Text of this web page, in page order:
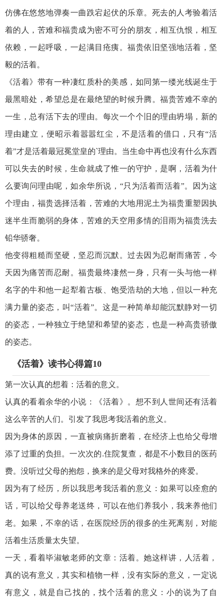
仿佛在悠悠地弹奏一曲跌宕起伏的乐章。死去的人考验着活
着的人，苦难和福贵成为密不可分的朋友，相互仇恨，相互
依赖，一起呼吸，一起满目疮痍。福贵依旧坚强地活着，坚
毅的活着。
《活着》带有一种凄红质朴的美感，如同第一缕光线诞生于
最黑暗处，希望总是在最绝望的时候升腾。福贵苦难不幸的
一生，总有活下去的理由。每次一个个旧的理由坍塌，新的
理由建立，便昭示着嚣嚣红尘，不是活着的借口，只有“活
着”才是活着最冠冕堂皇的`理由。当生命中再也没有什么东西
可以失去的时候，生命就成了惟一的守护，是啊，活着为什
么要询问理由呢，如余华所说，“只为活着而活着”。因为这
个理由，福贵选择活着，苦难的大地用泥土为福贵重塑因执
迷半生而脆弱的身体，苦难的天空用多情的泪雨为福贵洗去
铅华骄奢。
他变得粗糙而坚硬，坚忍而沉默。过去因为忍耐而痛苦，今
天因为痛苦而忍耐。福贵最终凄然一身，只有一头与他一样
名字的牛和他一起犁着古板、饱受浩劫的大地，但以一种充
满力量的姿态，叫“活着”。这是一种简单却能沉默静对一切
的姿态，一种独立于绝望和希望的姿态，也是一种高贵骄傲
的姿态。
《活着》读书心得篇10
第一次认真的想着：活着的意义。
认真的看着余华的小说：《活着》。想不到人世间还有活着
这么辛苦的人们。引发了我思考我活着的意义。
因为身体的原因，一直被病痛折磨着，在经济上也给父母增
添了过重的负担。一次次的.住院复查，都是不小数目的医药
费。没听过父母的抱怨，换来的是父母对我格外的疼爱。
因为有了经历，所以我思考我活着的意义：如果可以痊愈的
话，可以给父母养老送终，可以在他们养我小，我来养他们
老。如果，不幸的话，在医院经历的很多的生死离别，对能
活着生活质量太失望。
一天，看着毕淑敏老师的文章：活着。她这样讲，人活着，
真的说有意义，其实和植物一样，没有实际的意义，一定说
有意义，就是自己找的，找个活着的意义：小的说为了自